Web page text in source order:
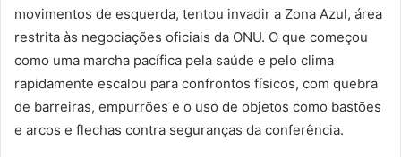
movimentos de esquerda, tentou invadir a Zona Azul, área
restrita às negociações oficiais da ONU. O que começou
como uma marcha pacífica pela saúde e pelo clima
rapidamente escalou para confrontos físicos, com quebra
de barreiras, empurrões e o uso de objetos como bastões
e arcos e flechas contra seguranças da conferência.